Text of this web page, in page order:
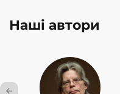
Наші автори